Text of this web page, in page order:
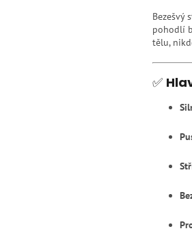
Bezešvý
pohodlí
tělu,
✅